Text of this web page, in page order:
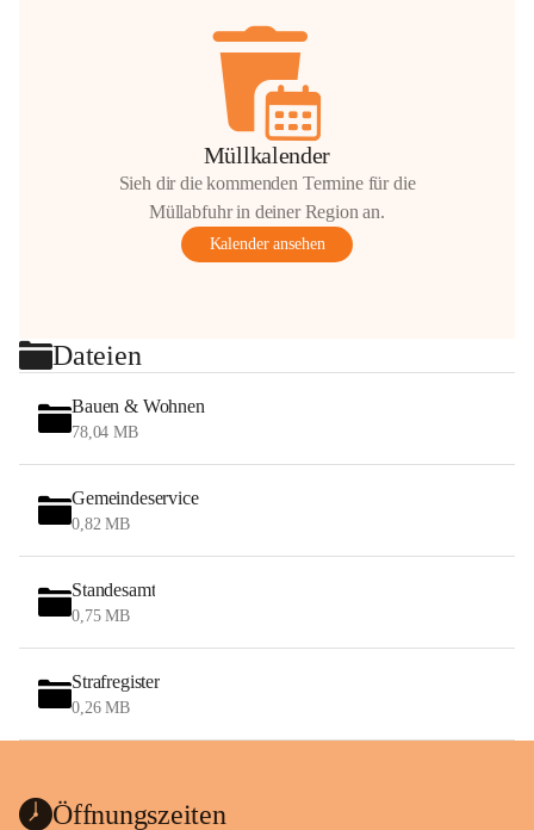
Müllkalender
Sieh dir die kommenden Termine für die
Müllabfuhr in deiner Region an.
Kalender ansehen
Dateien
Bauen & Wohnen
78,04 MB
Gemeindeservice
0,82 MB
Standesamt
0,75 MB
Strafregister
0,26 MB
Öffnungszeiten